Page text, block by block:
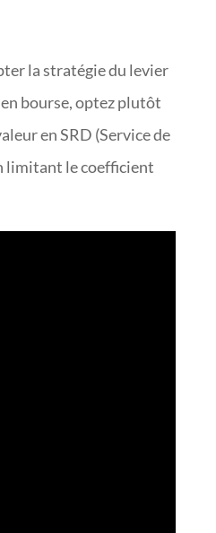
la stratégie du levier
bourse, optez plutôt
en SRD (Service de
limitant le coefficient